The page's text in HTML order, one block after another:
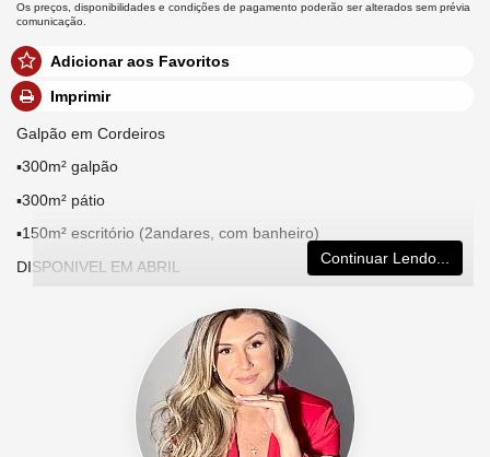
Os preços, disponibilidades e condições de pagamento poderão ser alterados sem prévia
comunicação.
Adicionar aos Favoritos
Imprimir
Galpão em Cordeiros
▪️300m² galpão
▪️300m² pátio
▪️150m² escritório (2andares, com banheiro)
DISPONIVEL EM ABRIL
Continuar Lendo...